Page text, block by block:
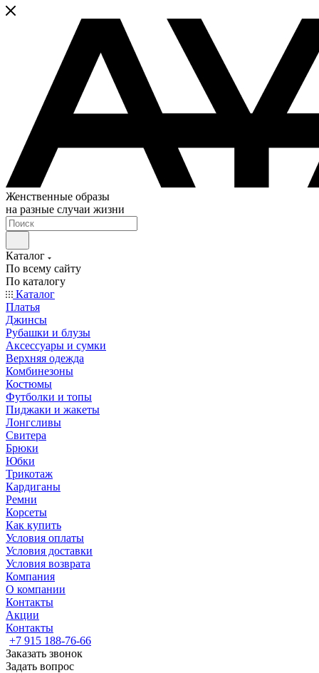
Женственные образы
на разные случаи жизни
Каталог
По всему сайту
По каталогу
Каталог
Платья
Джинсы
Рубашки и блузы
Аксессуары и сумки
Верхняя одежда
Комбинезоны
Костюмы
Футболки и топы
Пиджаки и жакеты
Лонгсливы
Свитера
Брюки
Юбки
Трикотаж
Кардиганы
Ремни
Корсеты
Как купить
Условия оплаты
Условия доставки
Условия возврата
Компания
О компании
Контакты
Акции
Контакты
+7 915 188-76-66
Заказать звонок
Задать вопрос